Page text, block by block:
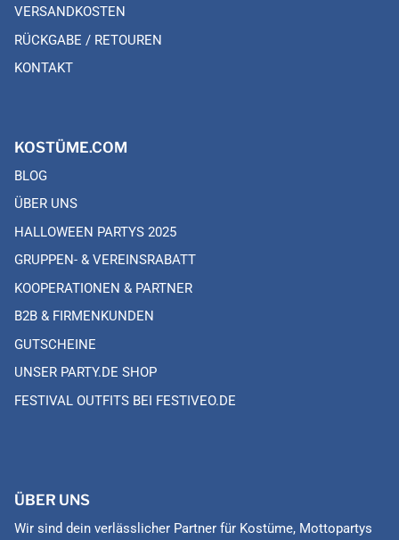
VERSANDKOSTEN
RÜCKGABE / RETOUREN
KONTAKT
KOSTÜME.COM
BLOG
ÜBER UNS
HALLOWEEN PARTYS 2025
GRUPPEN- & VEREINSRABATT
KOOPERATIONEN & PARTNER
B2B & FIRMENKUNDEN
GUTSCHEINE
UNSER PARTY.DE SHOP
FESTIVAL OUTFITS BEI FESTIVEO.DE
ÜBER UNS
Wir sind dein verlässlicher Partner für Kostüme, Mottopartys